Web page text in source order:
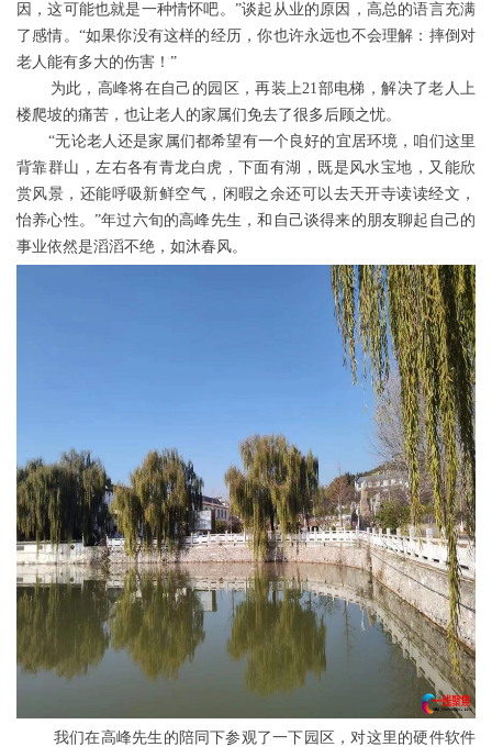
因，这可能也就是一种情怀吧。”谈起从业的原因，高总的语言充满
了感情。“如果你没有这样的经历，你也许永远也不会理解：摔倒对
老人能有多大的伤害！”
为此，高峰将在自己的园区，再装上21部电梯，解决了老人上
楼爬坡的痛苦，也让老人的家属们免去了很多后顾之忧。
“无论老人还是家属们都希望有一个良好的宜居环境，咱们这里
背靠群山，左右各有青龙白虎，下面有湖，既是风水宝地，又能欣
赏风景，还能呼吸新鲜空气，闲暇之余还可以去天开寺读读经文，
怡养心性。”年过六旬的高峰先生，和自己谈得来的朋友聊起自己的
事业依然是滔滔不绝，如沐春风。
我们在高峰先生的陪同下参观了一下园区，对这里的硬件软件